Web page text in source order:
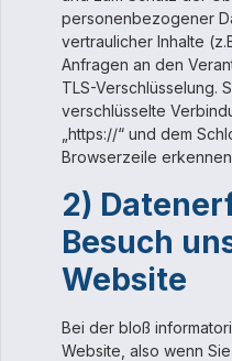
personenbezogener
vertraulicher Inhalte
Anfragen an den
TLS-Verschlüsselung.
verschlüsselte
„https://“ und dem
Browserzeile
2)
Besuch
Website
Bei der bloß
Website, also wenn